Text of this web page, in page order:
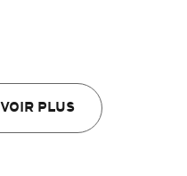
VOIR PLUS